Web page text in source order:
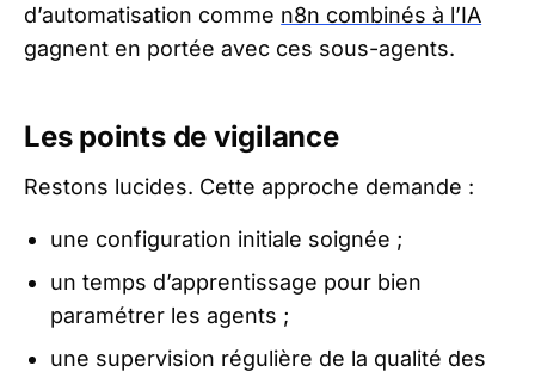
d’automatisation comme n8n combinés à l’IA
gagnent en portée avec ces sous-agents.
Les points de vigilance
Restons lucides. Cette approche demande :
une configuration initiale soignée ;
un temps d’apprentissage pour bien
paramétrer les agents ;
une supervision régulière de la qualité des